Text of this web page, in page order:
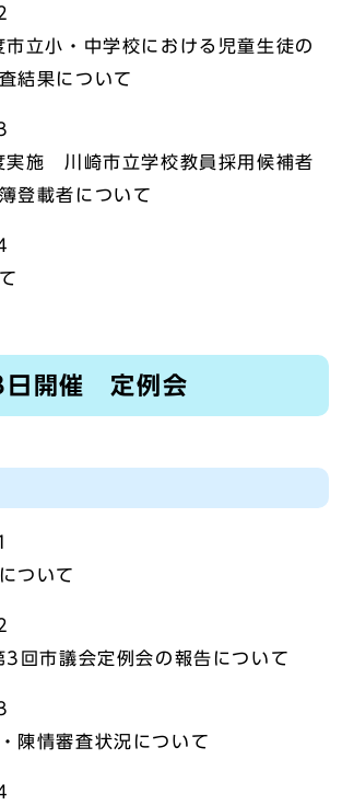
立小・中学校における児童生徒の
結果について
施 川崎市立学校教員採用候補者
登載者について
開催 定例会
ついて
回市議会定例会の報告について
陳情審査状況について